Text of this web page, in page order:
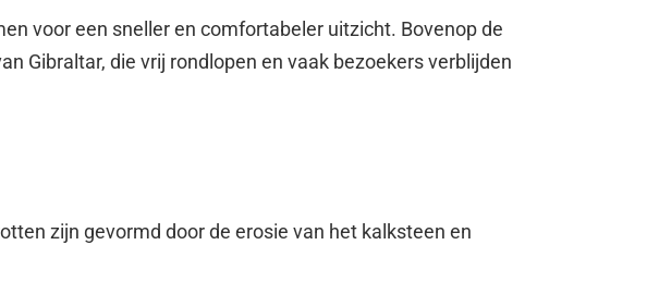
voor een sneller en comfortabeler uitzicht. Bovenop de
Gibraltar, die vrij rondlopen en vaak bezoekers verblijden
zijn gevormd door de erosie van het kalksteen en